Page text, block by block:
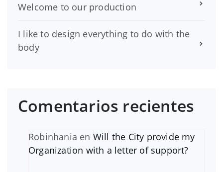
Welcome to our production
I like to design everything to do with the
body
Comentarios recientes
Robinhania en Will the City provide my
Organization with a letter of support?